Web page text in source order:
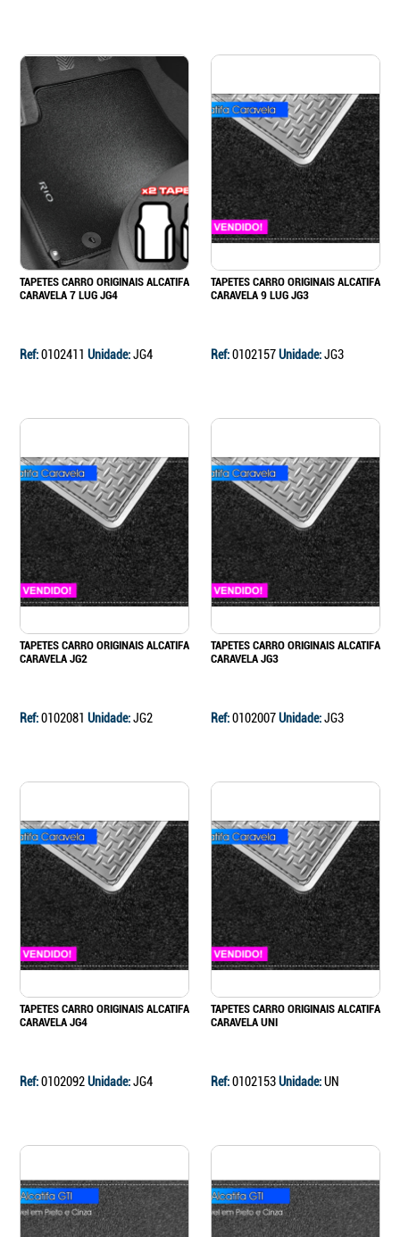
TAPETES CARRO ORIGINAIS ALCATIFA
CARAVELA 7 LUG JG4
Ref:0102411 Unidade:JG4
TAPETES CARRO ORIGINAIS ALCATIFA
CARAVELA 9 LUG JG3
Ref:0102157Unidade:JG3
TAPETES CARRO ORIGINAIS ALCATIFA
CARAVELA JG2
Ref:0102081 Unidade:JG2
TAPETES CARRO ORIGINAIS ALCATIFA
CARAVELA JG3
Ref:0102007Unidade:JG3
TAPETES CARRO ORIGINAIS ALCATIFA
CARAVELA JG4
Ref:0102092Unidade:JG4
TAPETES CARRO ORIGINAIS ALCATIFA
CARAVELA UNI
Ref:0102153Unidade:UN